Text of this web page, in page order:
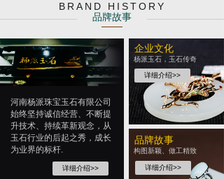
BRAND HISTORY
品牌故事
企业文化
杨派玉石，玉石传奇
详细介绍>>
河南杨派珠宝玉石有限公司
始终坚持诚信经营、不断提
升技术、持续革新观念，从
玉石行业的后起之秀，成长
为业界的标杆.
品牌故事
构图新颖、做工精致
详细介绍>>
详细介绍>>